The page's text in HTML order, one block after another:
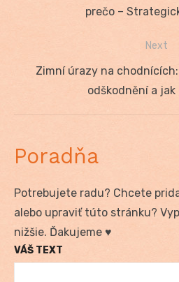
prečo –
Next
NextZimní úrazy na
odškodnění a jak
Poradňa
Potrebujete radu? Chcete
alebo upraviť túto stránku?
nižšie. Ďakujeme ♥
VÁŠ TEXT